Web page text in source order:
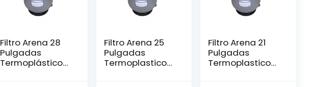
Filtro Arena 28
Pulgadas
Termoplástico
Filtro Arena 25
Pulgadas
Termoplastico
Filtro Arena 21
Pulgadas
Termoplastico